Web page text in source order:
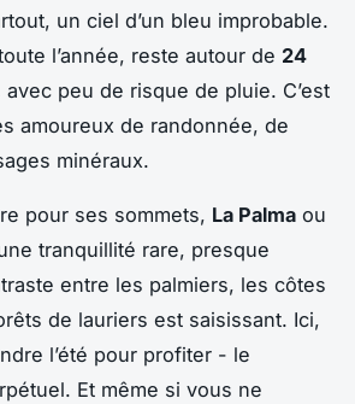
un ciel d’un bleu improbable.
l’année, reste autour de 24
peu de risque de pluie. C’est
amoureux de randonnée, de
minéraux.
pour ses sommets, La Palma ou
tranquillité rare, presque
entre les palmiers, les côtes
de lauriers est saisissant. Ici,
l’été pour profiter - le
Et même si vous ne